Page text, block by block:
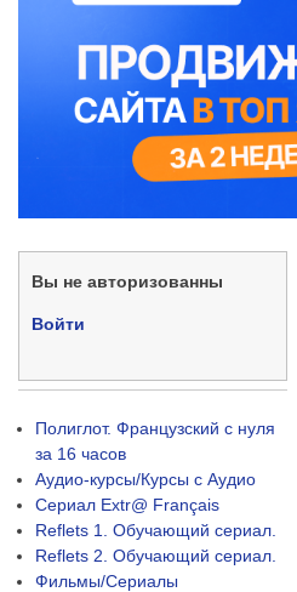
Вы не авторизованны
Войти
Полиглот. Французский с нуля
за 16 часов
Аудио-курсы/Курсы с Аудио
Сериал Extr@ Français
Reflets 1. Обучающий сериал.
Reflets 2. Обучающий сериал.
Фильмы/Сериалы